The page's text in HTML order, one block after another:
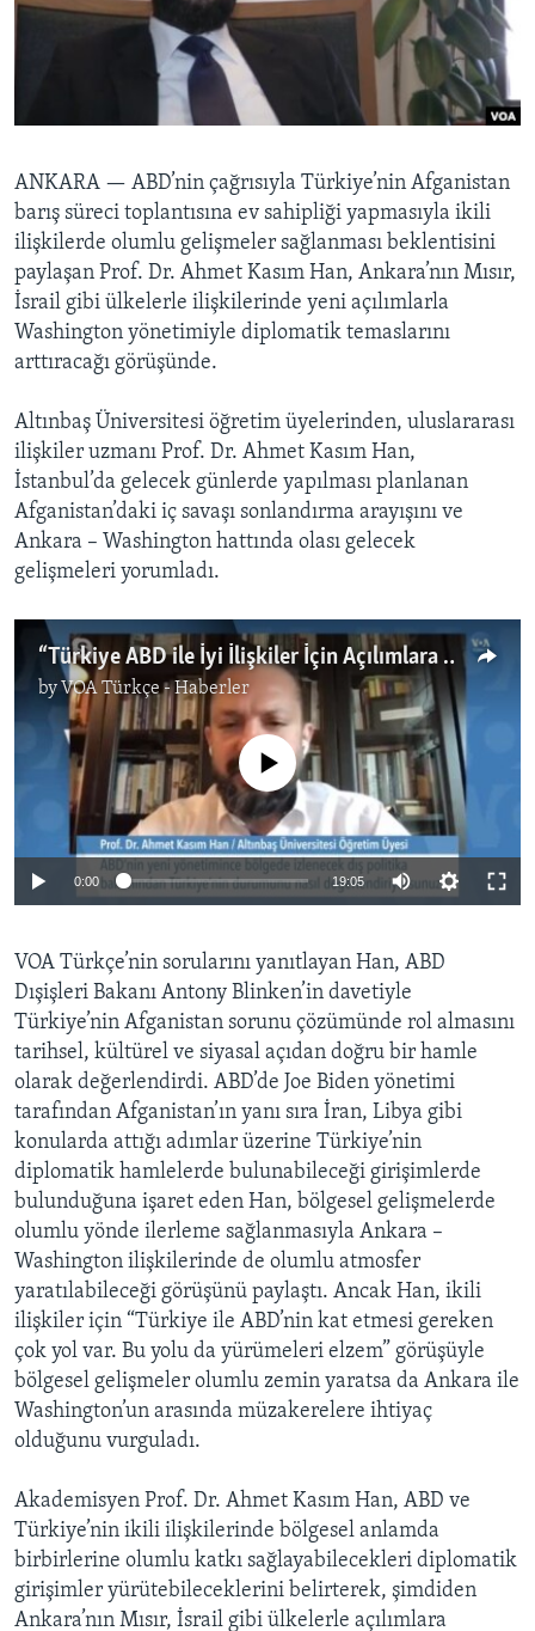
HAYATTAN
BIZI TAKIP EDIN
Diller
ANKARA — ABD’nin çağrısıyla Türkiye’nin Afganistan
barış süreci toplantısına ev sahipliği yapmasıyla ikili
ilişkilerde olumlu gelişmeler sağlanması beklentisini
paylaşan Prof. Dr. Ahmet Kasım Han, Ankara’nın Mısır,
İsrail gibi ülkelerle ilişkilerinde yeni açılımlarla
Washington yönetimiyle diplomatik temaslarını
arttıracağı görüşünde.
Altınbaş Üniversitesi öğretim üyelerinden, uluslararası
ilişkiler uzmanı Prof. Dr. Ahmet Kasım Han,
İstanbul’da gelecek günlerde yapılması planlanan
Afganistan’daki iç savaşı sonlandırma arayışını ve
Ankara – Washington hattında olası gelecek
gelişmeleri yorumladı.
“Türkiye ABD ile İyi İlişkiler İçin Açılımlara Başlamış Görünüyor”
by VOA Türkçe - Haberler
No media source currently available
0:00 19:05
VOA Türkçe’nin sorularını yanıtlayan Han, ABD
Dışişleri Bakanı Antony Blinken’in davetiyle
Türkiye’nin Afganistan sorunu çözümünde rol almasını
tarihsel, kültürel ve siyasal açıdan doğru bir hamle
olarak değerlendirdi. ABD’de Joe Biden yönetimi
tarafından Afganistan’ın yanı sıra İran, Libya gibi
konularda attığı adımlar üzerine Türkiye’nin
diplomatik hamlelerde bulunabileceği girişimlerde
bulunduğuna işaret eden Han, bölgesel gelişmelerde
olumlu yönde ilerleme sağlanmasıyla Ankara –
Washington ilişkilerinde de olumlu atmosfer
yaratılabileceği görüşünü paylaştı. Ancak Han, ikili
ilişkiler için “Türkiye ile ABD’nin kat etmesi gereken
çok yol var. Bu yolu da yürümeleri elzem” görüşüyle
bölgesel gelişmeler olumlu zemin yaratsa da Ankara ile
Washington’un arasında müzakerelere ihtiyaç
olduğunu vurguladı.
Akademisyen Prof. Dr. Ahmet Kasım Han, ABD ve
Türkiye’nin ikili ilişkilerinde bölgesel anlamda
birbirlerine olumlu katkı sağlayabilecekleri diplomatik
girişimler yürütebileceklerini belirterek, şimdiden
Ankara’nın Mısır, İsrail gibi ülkelerle açılımlara